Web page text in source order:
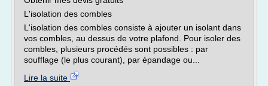
L'isolation des combles
L'isolation des combles consiste à ajouter un isolant dans
vos combles, au dessus de votre plafond. Pour isoler des
combles, plusieurs procédés sont possibles : par
soufflage (le plus courant), par épandage ou...
Lire la suite